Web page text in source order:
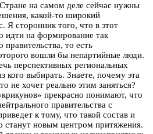
на самом деле сейчас нужны
какой-то широкий
Я сторонник того, что в этот
идти на формирование так
правительства, то есть
вошли бы непартийные люди.
перспективных региональных
кого выбирать. Знаете, почему эта
не хочет реально этим заняться?
прекрасно понимают, что
правительства с
к тому, что такой состав и
станут новым центром притяжения.